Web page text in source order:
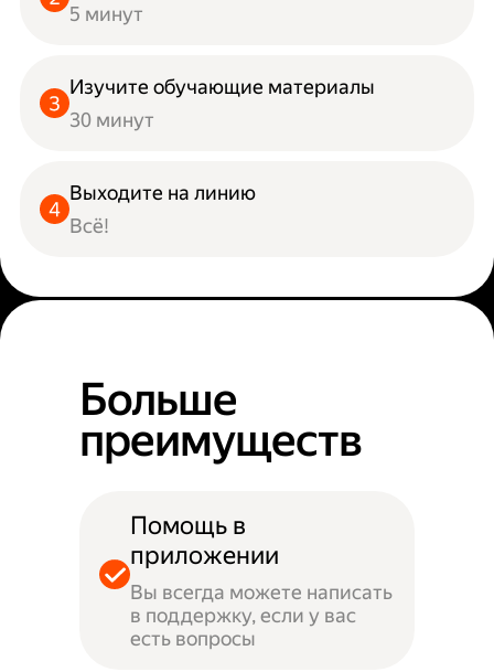
5 минут
Изучите обучающие материалы
30 минут
Выходите на линию
Всё!
Больше
преимуществ
Помощь в
приложении
Вы всегда можете написать
в поддержку, если у вас
есть вопросы